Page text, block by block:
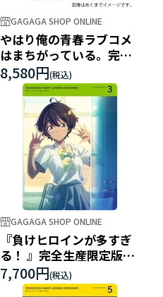
GAGAGA SHOP ONLINE
やはり俺の青春ラブコメ
はまちがっている。完
第6巻
8,580円
GAGAGA SHOP ONLINE
『負けヒロインが多すぎ
る！ 』完全生産限定版
Blu-ray 3
7,700円